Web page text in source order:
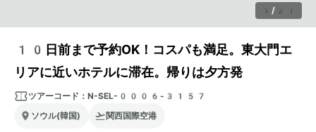
1 / 21
10日前まで予約OK！コスパも満足。東大門エ
リアに近いホテルに滞在。帰りは夕方発
ツアーコード： N-SEL-0006-3157
ソウル(韓国)
関西国際空港